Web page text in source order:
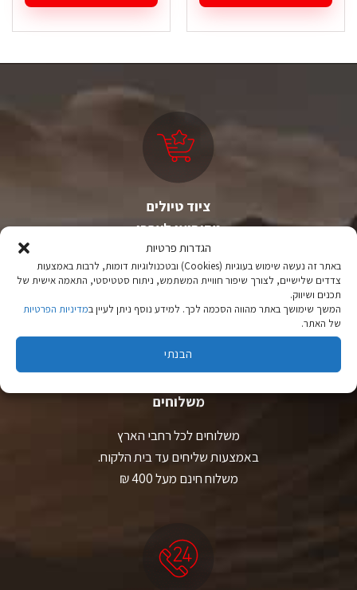
הגדרות פרטיות
באתר זה נעשה שימוש בעוגיות (Cookies) ובטכנולוגיות דומות, לרבות באמצעות
צדדים שלישיים, לצורך שיפור חוויית המשתמש, ניתוח סטטיסטי, התאמה אישית של
תכנים ושיווק.
המשך שימושך באתר מהווה הסכמה לכך. למידע נוסף ניתן לעיין במדיניות הפרטיות
של האתר.
הבנתי
זה
מספר
האפשרויות
ציוד טיולים
מהיבואן לצרכן
יבוא ישיר לצד מותגים מובילים במחירים ללא תחרות.
משלוחים
משלוחים לכל רחבי הארץ
באמצעות שליחים עד בית הלקוח.
משלוח חינם מעל 400 ₪